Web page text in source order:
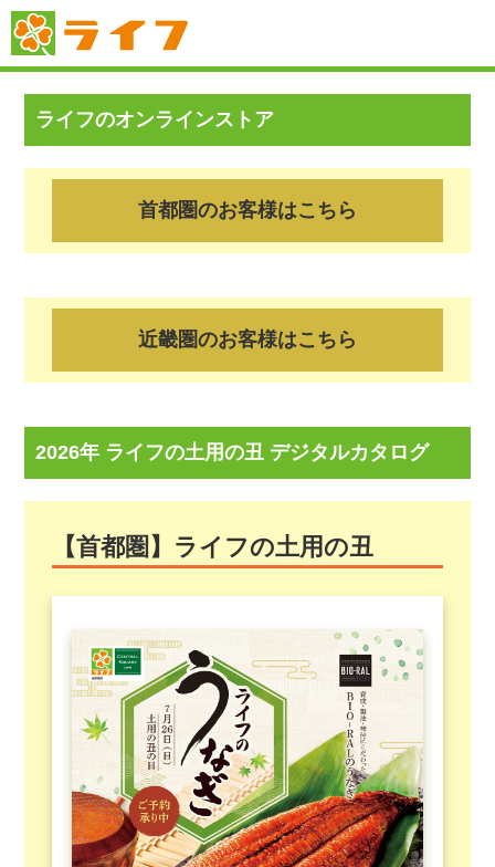
ライフのオンラインストア
首都圏のお客様はこちら
近畿圏のお客様はこちら
2026年 ライフの土用の丑 デジタルカタログ
【首都圏】ライフの土用の丑